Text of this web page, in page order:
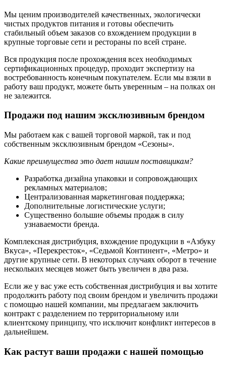
Мы ценим производителей качественных, экологически
чистых продуктов питания и готовы обеспечить
стабильный объем заказов со вхождением продукции в
крупные торговые сети и рестораны по всей стране.
Вся продукция после прохождения всех необходимых
сертификационных процедур, проходит экспертизу на
востребованность конечным покупателем. Если мы взяли в
работу ваш продукт, можете быть уверенным – на полках он
не залежится.
Продажи под нашим эксклюзивным брендом
Мы работаем как с вашей торговой маркой, так и под
собственным эксклюзивным брендом «Сезоны».
Какие преимущества это дает нашим поставщикам?
Разработка дизайна упаковки и сопровождающих
рекламных материалов;
Централизованная маркетинговая поддержка;
Дополнительные логистические услуги;
Существенно большие объемы продаж в силу
узнаваемости бренда.
Комплексная дистрибуция, вхождение продукции в «Азбуку
Вкуса», «Перекресток», «Седьмой Континент», «Метро» и
другие крупные сети. В некоторых случаях оборот в течение
нескольких месяцев может быть увеличен в два раза.
Если же у вас уже есть собственная дистрибуция и вы хотите
продолжить работу под своим брендом и увеличить продажи
с помощью нашей компании, мы предлагаем заключить
контракт с разделением по территориальному или
клиентскому принципу, что исключит конфликт интересов в
дальнейшем.
Как растут ваши продажи с нашей помощью